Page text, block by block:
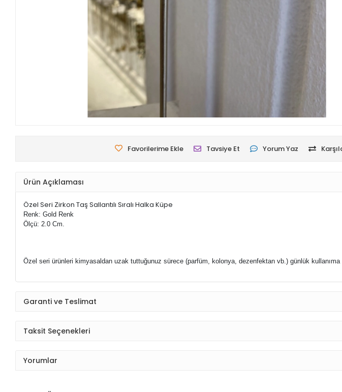
Favorilerime Ekle Tavsiye Et Yorum Yaz
Ürün Açıklaması
Özel Seri Zirkon Taş Sallantılı Sıralı Halka Küpe
Renk: Gold Renk
Ölçü: 2.0 Cm.
Özel seri ürünleri kimyasaldan uzak tuttuğunuz sürece (parfüm, kolonya, dezenfektan vb.) günlük kullanıma
Garanti ve Teslimat
Taksit Seçenekleri
Yorumlar